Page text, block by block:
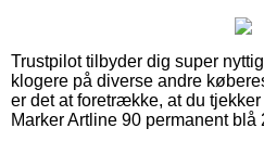
Trustpilot tilbyder dig super
klogere på diverse andre
er det at foretrække, at du
Marker Artline 90 permanent